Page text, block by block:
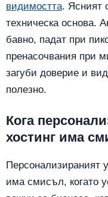
видимостта. Ясният
техническа основа.
бавно, падат при
пренасочвания при
загуби доверие и
полезно.
Кога
хостинг има
Персонализираният
има смисъл, когато